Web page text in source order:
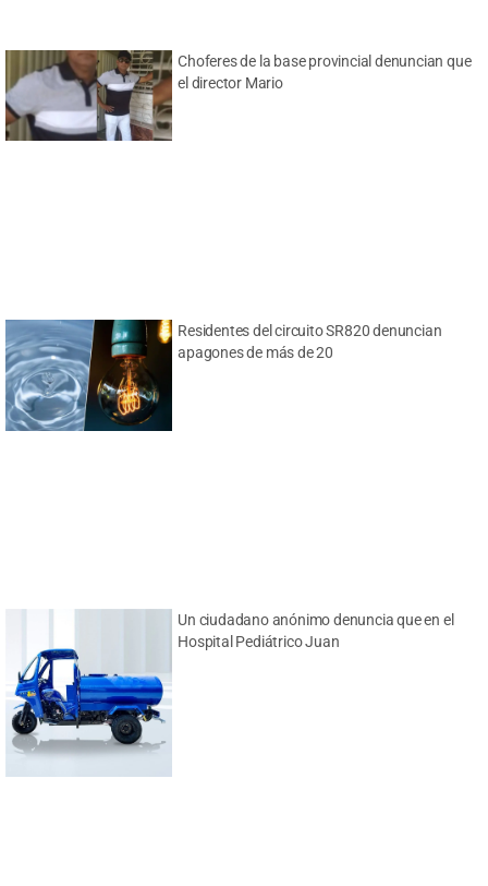
Choferes de la base provincial denuncian que
el director Mario
Residentes del circuito SR820 denuncian
apagones de más de 20
Un ciudadano anónimo denuncia que en el
Hospital Pediátrico Juan